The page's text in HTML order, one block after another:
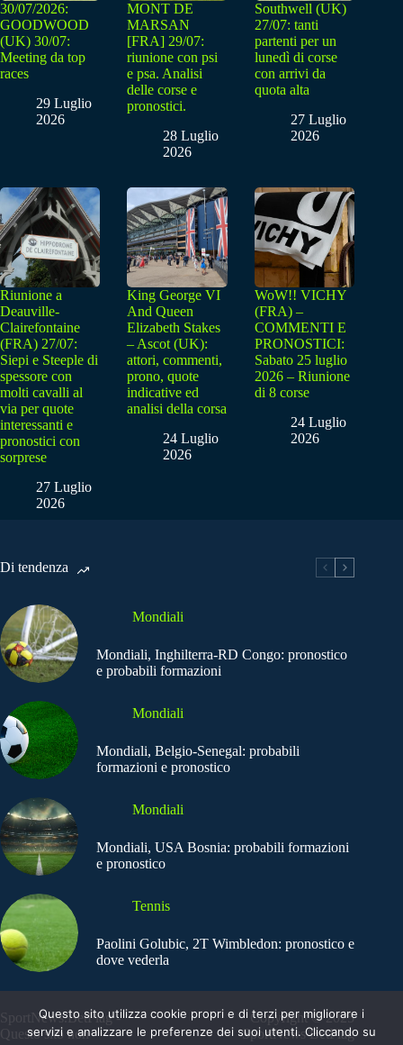
30/07/2026:
GOODWOOD
(UK) 30/07:
Meeting da top
races
29 Luglio
2026
MONT DE
MARSAN
[FRA] 29/07:
riunione con psi
e psa. Analisi
delle corse e
pronostici.
28 Luglio
2026
Southwell (UK)
27/07: tanti
partenti per un
lunedì di corse
con arrivi da
quota alta
27 Luglio
2026
Riunione a
Deauville-
Clairefontaine
(FRA) 27/07:
Siepi e Steeple di
spessore con
molti cavalli al
via per quote
interessanti e
pronostici con
sorprese
27 Luglio
2026
King George VI
And Queen
Elizabeth Stakes
– Ascot (UK):
attori, commenti,
prono, quote
indicative ed
analisi della corsa
24 Luglio
2026
WoW!! VICHY
(FRA) –
COMMENTI E
PRONOSTICI:
Sabato 25 luglio
2026 – Riunione
di 8 corse
24 Luglio
2026
Di tendenza
Mondiali
Mondiali, Inghilterra-RD Congo: pronostico
e probabili formazioni
Mondiali
Mondiali, Belgio-Senegal: probabili
formazioni e pronostico
Mondiali
Mondiali, USA Bosnia: probabili formazioni
e pronostico
Tennis
Paolini Golubic, 2T Wimbledon: pronostico e
dove vederla
SportNews.BetFlag -
Questo sito non
Copyright © 2025
SportNews BetFlag
Questo sito utilizza cookie propri e di terzi per migliorare i
servizi e analizzare le preferenze dei suoi utenti. Cliccando su